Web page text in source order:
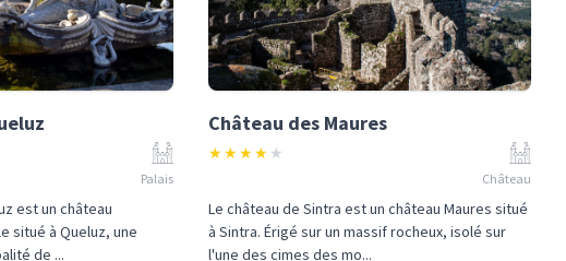
Palais
est un château
situé à Queluz, une
de ...
Château des Maures
★★★★ ★
Château
Le château de Sintra est un château Maures situé
à Sintra. Érigé sur un massif rocheux, isolé sur
l'une des cimes des mo...